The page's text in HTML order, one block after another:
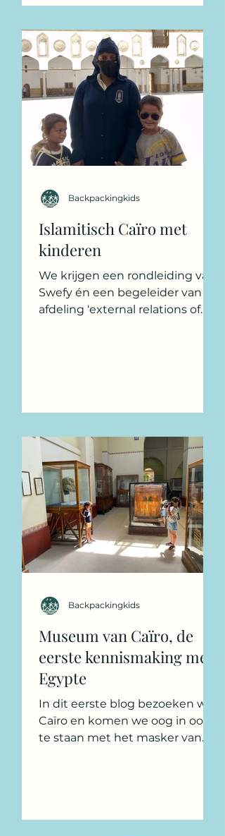
Islamitisch Caïro met
kinderen
We krijgen een rondleiding van
Swefy én een begeleider van de
afdeling ‘external relations of
Backpackingkids
Museum van Caïro, de
eerste kennismaking met
Egypte
In dit eerste blog bezoeken we
Caïro en komen we oog in oog
te staan met het masker van
Backpackingkids